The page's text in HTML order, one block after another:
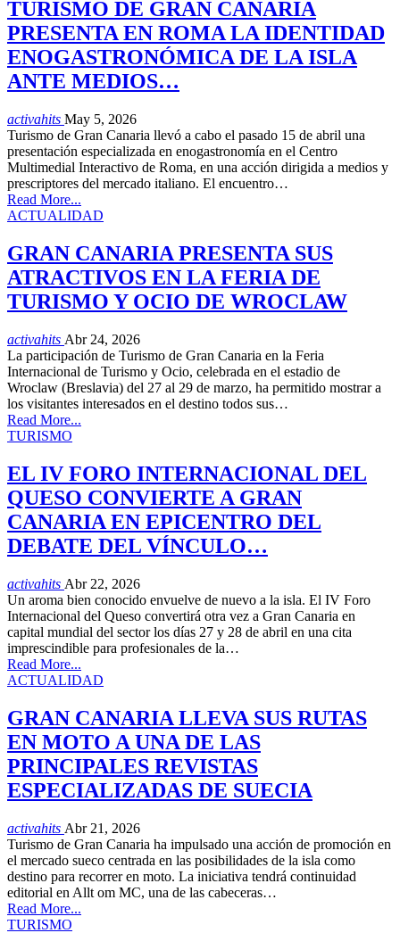
TURISMO DE GRAN CANARIA
PRESENTA EN ROMA LA IDENTIDAD
ENOGASTRONÓMICA DE LA ISLA
ANTE MEDIOS…
activahits May 5, 2026
Turismo de Gran Canaria llevó a cabo el pasado 15 de abril una
presentación especializada en enogastronomía en el Centro
Multimedial Interactivo de Roma, en una acción dirigida a medios y
prescriptores del mercado italiano. El encuentro…
Read More...
ACTUALIDAD
GRAN CANARIA PRESENTA SUS
ATRACTIVOS EN LA FERIA DE
TURISMO Y OCIO DE WROCLAW
activahits Abr 24, 2026
La participación de Turismo de Gran Canaria en la Feria
Internacional de Turismo y Ocio, celebrada en el estadio de
Wroclaw (Breslavia) del 27 al 29 de marzo, ha permitido mostrar a
los visitantes interesados en el destino todos sus…
Read More...
TURISMO
EL IV FORO INTERNACIONAL DEL
QUESO CONVIERTE A GRAN
CANARIA EN EPICENTRO DEL
DEBATE DEL VÍNCULO…
activahits Abr 22, 2026
Un aroma bien conocido envuelve de nuevo a la isla. El IV Foro
Internacional del Queso convertirá otra vez a Gran Canaria en
capital mundial del sector los días 27 y 28 de abril en una cita
imprescindible para profesionales de la…
Read More...
ACTUALIDAD
GRAN CANARIA LLEVA SUS RUTAS
EN MOTO A UNA DE LAS
PRINCIPALES REVISTAS
ESPECIALIZADAS DE SUECIA
activahits Abr 21, 2026
Turismo de Gran Canaria ha impulsado una acción de promoción en
el mercado sueco centrada en las posibilidades de la isla como
destino para recorrer en moto. La iniciativa tendrá continuidad
editorial en Allt om MC, una de las cabeceras…
Read More...
TURISMO